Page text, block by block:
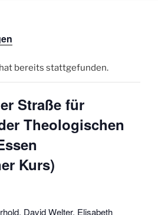
bereits stattgefunden.
Straße für
Theologischen
Kurs)
David Welter, Elisabeth